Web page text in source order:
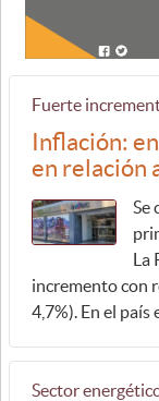
Fuerte
Inflación:
en relación
Se
La
incremento con
4,7%). En el
Sector